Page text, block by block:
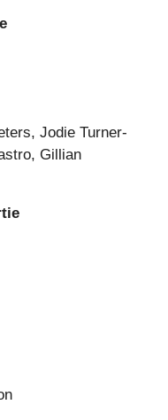
Jodie Turner-
Gillian